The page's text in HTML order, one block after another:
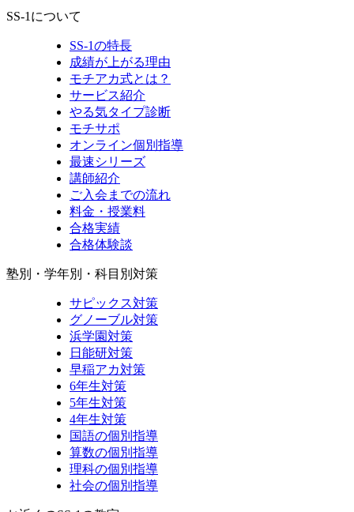
SS-1について
SS-1の特長
成績が上がる理由
モチアカ式とは？
サービス紹介
やる気タイプ診断
モチサポ
オンライン個別指導
最速シリーズ
講師紹介
ご入会までの流れ
料金・授業料
合格実績
合格体験談
塾別・学年別・科目別対策
サピックス対策
グノーブル対策
浜学園対策
日能研対策
早稲アカ対策
6年生対策
5年生対策
4年生対策
国語の個別指導
算数の個別指導
理科の個別指導
社会の個別指導